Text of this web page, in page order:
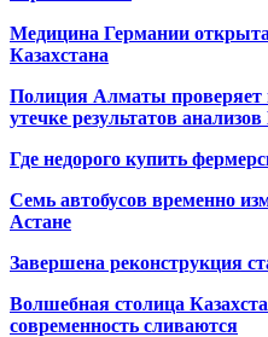
Медицина Германии
Казахстана
Полиция Алматы
утечке результатов
Где недорого купить
Семь автобусов временно
Астане
Завершена реконструкция
Волшебная столица
современность сливаются